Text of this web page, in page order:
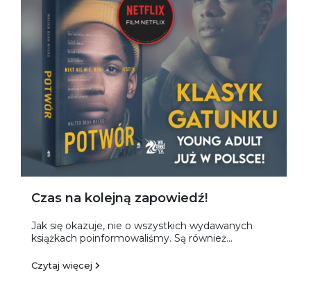
Czas na kolejną zapowiedź!
Jak się okazuje, nie o wszystkich wydawanych
książkach poinformowaliśmy. Są również...
Czytaj więcej